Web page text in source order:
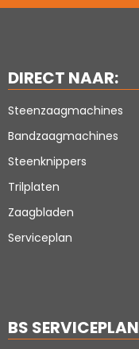
DIRECT NAAR:
Steenzaagmachines
Bandzaagmachines
Steenknippers
Trilplaten
Zaagbladen
Serviceplan
BS SERVICEPLAN